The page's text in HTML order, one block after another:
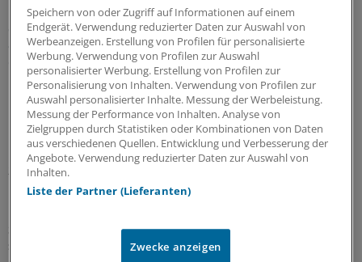
16.06.2026 |Deutschkenntnisse
Sachsen-Anhalt: Weniger ausländische Ärzte
absolvieren Sprachprüfung – ein Drittel fällt
durch
In Sachsen-Anhalt fehlen weiterhin Ärzte. Zuwanderung soll
helfen. Nur: Zuletzt legten weniger ausländische Ärzte
hierzulande die notwendige Fachsprachenprüfung ab. Die
Durchfallquote bleibt hoch.
21.05.2026 |
Mehr Medizinstudenten ohne Einser-Abi:
Sachsen-Anhalt erhöht die Landarztquote. Angewendet werden
soll sie schon ab dem kommenden Wintersemester.
Speichern von oder Zugriff auf Informationen auf einem
Endgerät. Verwendung reduzierter Daten zur Auswahl von
Werbeanzeigen. Erstellung von Profilen für personalisierte
Werbung. Verwendung von Profilen zur Auswahl
personalisierter Werbung. Erstellung von Profilen zur
Personalisierung von Inhalten. Verwendung von Profilen zur
Auswahl personalisierter Inhalte. Messung der Werbeleistung.
Messung der Performance von Inhalten. Analyse von
Zielgruppen durch Statistiken oder Kombinationen von Daten
aus verschiedenen Quellen. Entwicklung und Verbesserung der
Angebote. Verwendung reduzierter Daten zur Auswahl von
Inhalten.
Liste der Partner (Lieferanten)
Zwecke anzeigen